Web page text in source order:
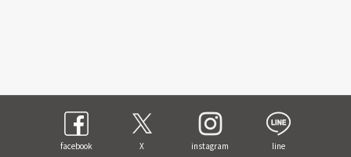
facebook X instagram line